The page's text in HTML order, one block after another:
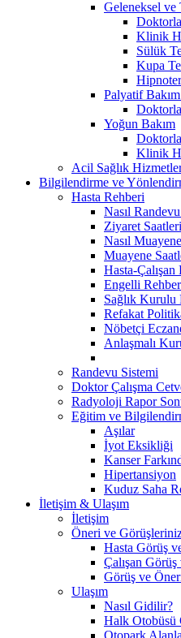
Geleneksel ve
Klinik
Sülük
Kupa
Palyatif
Yoğun Bakım
Klinik
Acil Sağlık
Bilgilendirme ve
Hasta Rehberi
Nasıl Randevu
Ziyaret
Nasıl
Muayene
Hasta-
Engelli
Sağlık Kurulu
Refakat
Nöbetçi
Anlaşmalı
Randevu Sistemi
Doktor Çalışma
Radyoloji Rapor
Eğitim ve
Aşılar
İyot Eksikliği
Kanser
Hipertansiyon
Kuduz Saha
İletişim & Ulaşım
İletişim
Öneri ve
Hasta Görüş
Çalışan
Görüş ve
Ulaşım
Nasıl Gidilir?
Halk Otobüsü
Otopark